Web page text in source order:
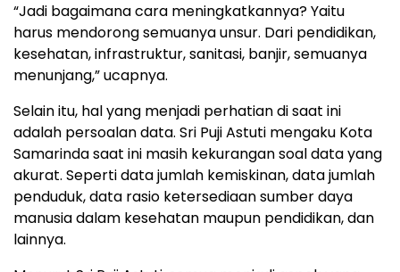
“Jadi bagaimana cara meningkatkannya? Yaitu
harus mendorong semuanya unsur. Dari pendidikan,
kesehatan, infrastruktur, sanitasi, banjir, semuanya
menunjang,” ucapnya.
Selain itu, hal yang menjadi perhatian di saat ini
adalah persoalan data. Sri Puji Astuti mengaku Kota
Samarinda saat ini masih kekurangan soal data yang
akurat. Seperti data jumlah kemiskinan, data jumlah
penduduk, data rasio ketersediaan sumber daya
manusia dalam kesehatan maupun pendidikan, dan
lainnya.